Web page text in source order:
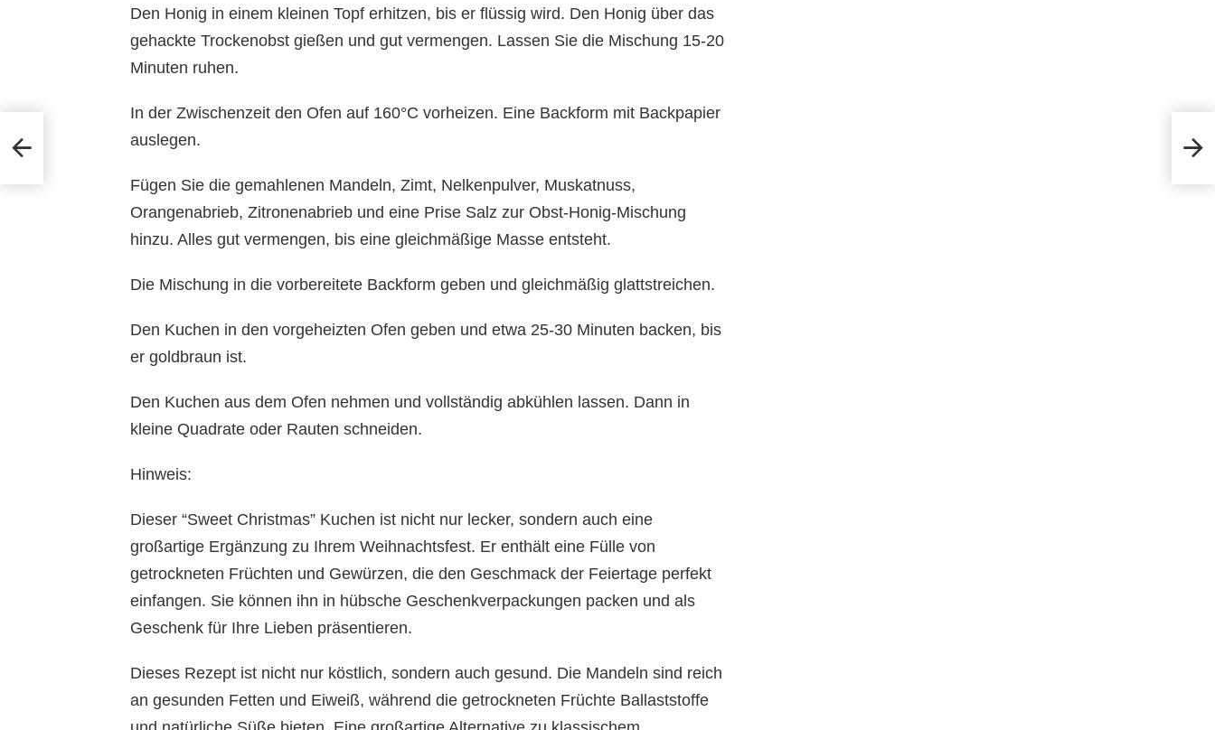
Den Honig in einem kleinen Topf erhitzen, bis er flüssig wird. Den Honig über das
gehackte Trockenobst gießen und gut vermengen. Lassen Sie die Mischung 15-20
Minuten ruhen.
In der Zwischenzeit den Ofen auf 160°C vorheizen. Eine Backform mit Backpapier
auslegen.
Fügen Sie die gemahlenen Mandeln, Zimt, Nelkenpulver, Muskatnuss,
Orangenabrieb, Zitronenabrieb und eine Prise Salz zur Obst-Honig-Mischung
hinzu. Alles gut vermengen, bis eine gleichmäßige Masse entsteht.
Die Mischung in die vorbereitete Backform geben und gleichmäßig glattstreichen.
Den Kuchen in den vorgeheizten Ofen geben und etwa 25-30 Minuten backen, bis
er goldbraun ist.
Den Kuchen aus dem Ofen nehmen und vollständig abkühlen lassen. Dann in
kleine Quadrate oder Rauten schneiden.
Hinweis:
Dieser “Sweet Christmas” Kuchen ist nicht nur lecker, sondern auch eine
großartige Ergänzung zu Ihrem Weihnachtsfest. Er enthält eine Fülle von
getrockneten Früchten und Gewürzen, die den Geschmack der Feiertage perfekt
einfangen. Sie können ihn in hübsche Geschenkverpackungen packen und als
Geschenk für Ihre Lieben präsentieren.
Dieses Rezept ist nicht nur köstlich, sondern auch gesund. Die Mandeln sind reich
an gesunden Fetten und Eiweiß, während die getrockneten Früchte Ballaststoffe